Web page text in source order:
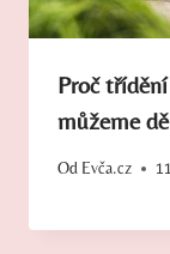
Proč
můžeme
Od Evča.cz